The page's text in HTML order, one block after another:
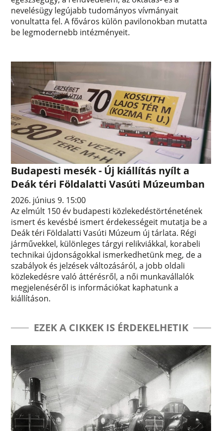
nevelésügy legújabb tudományos vívmányait
vonultatta fel. A főváros külön pavilonokban mutatta
be legmodernebb intézményeit.
Budapesti mesék - Új kiállítás nyílt a
Deák téri Földalatti Vasúti Múzeumban
2026. június 9. 15:00
Az elmúlt 150 év budapesti közlekedéstörténetének
ismert és kevésbé ismert érdekességeit mutatja be a
Deák téri Földalatti Vasúti Múzeum új tárlata. Régi
járművekkel, különleges tárgyi relikviákkal, korabeli
technikai újdonságokkal ismerkedhetünk meg, de a
szabályok és jelzések változásáról, a jobb oldali
közlekedésre való áttérésről, a női munkavállalók
megjelenéséről is információkat kaphatunk a
kiállításon.
EZEK A CIKKEK IS ÉRDEKELHETIK